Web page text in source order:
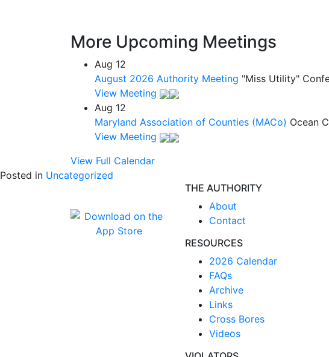
More Upcoming Meetings
Aug 12
August 2026 Authority Meeting "Miss Utility"
View Meeting
Aug 12
Maryland Association of Counties (MACo) Ocean
View Meeting
View Full Calendar
Posted in Uncategorized
THE AUTHORITY
About
Contact
RESOURCES
2026 Calendar
FAQs
Archive
Links
Cross Bores
Videos